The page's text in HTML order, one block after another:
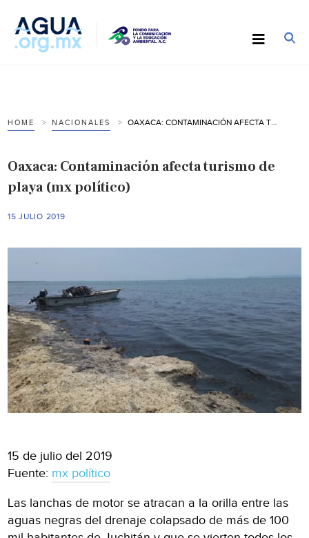
HOME NACIONALES
Oaxaca: Contaminación afecta turismo de
playa (mx político)
15 JULIO 2019
15 de julio del 2019
Fuente: mx político
Las lanchas de motor se atracan a la orilla entre las
aguas negras del drenaje colapsado de más de 100